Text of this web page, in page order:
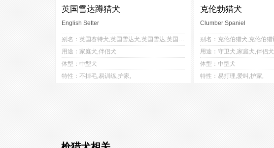
英国雪达蹲猎犬
English Setter
别名：英国赛特犬,英国雪达犬,英国雪达,英国塞特犬,英格兰雪达犬
用途：家庭犬,伴侣犬
体型：中型犬
特性：不掉毛,易训练,护家,
3 3
1
3
3
克伦勃猎犬
Clumber Spaniel
用途：守卫犬,家庭犬,伴侣犬
体型：中型犬
特性：易打理,爱叫,护家,
3
1
3
2